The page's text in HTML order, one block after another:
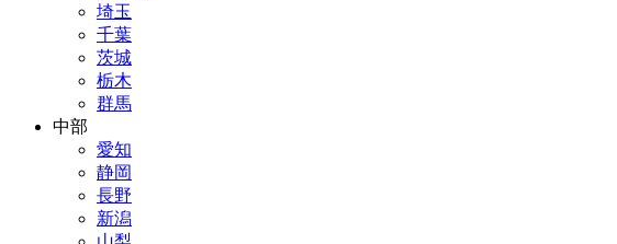
埼玉
千葉
茨城
栃木
群馬
中部
愛知
静岡
長野
新潟